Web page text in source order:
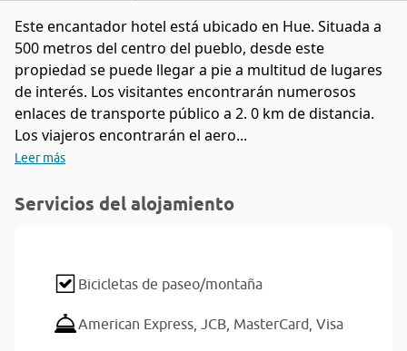
Este encantador hotel está ubicado en Hue. Situada a
500 metros del centro del pueblo, desde este
propiedad se puede llegar a pie a multitud de lugares
de interés. Los visitantes encontrarán numerosos
enlaces de transporte público a 2. 0 km de distancia.
Los viajeros encontrarán el aero...
Leer más
Servicios del alojamiento
Bicicletas de paseo/montaña
American Express, JCB, MasterCard, Visa